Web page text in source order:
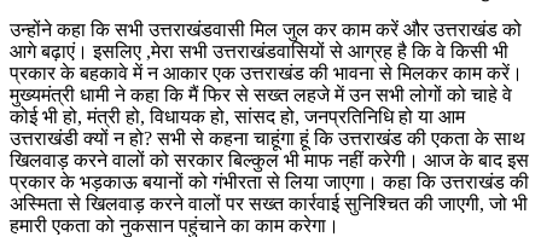
उन्होंने कहा कि सभी उत्तराखंडवासी मिल जुल कर काम करें और उत्तराखंड को
आगे बढ़ाएं। इसलिए ,मेरा सभी उत्तराखंडवासियों से आग्रह है कि वे किसी भी
प्रकार के बहकावे में न आकार एक उत्तराखंड की भावना से मिलकर काम करें।
मुख्यमंत्री धामी ने कहा कि मैं फिर से सख्त लहजे में उन सभी लोगों को चाहे वे
कोई भी हो, मंत्री हो, विधायक हो, सांसद हो, जनप्रतिनिधि हो या आम
उत्तराखंडी क्यों न हो? सभी से कहना चाहूंगा हूं कि उत्तराखंड की एकता के साथ
खिलवाड़ करने वालों को सरकार बिल्कुल भी माफ नहीं करेगी। आज के बाद इस
प्रकार के भड़काऊ बयानों को गंभीरता से लिया जाएगा। कहा कि उत्तराखंड की
अस्मिता से खिलवाड़ करने वालों पर सख्त कार्रवाई सुनिश्चित की जाएगी, जो भी
हमारी एकता को नुकसान पहुंचाने का काम करेगा।